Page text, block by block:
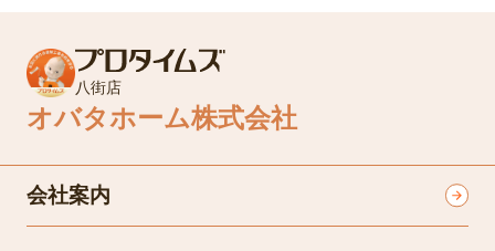
八街店
オバタホーム株式会社
会社案内